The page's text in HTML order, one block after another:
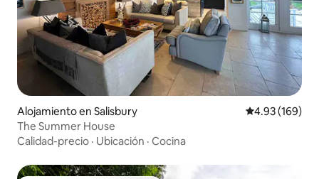
Alojamiento en Salisbury Calificación
4.93 (169)
The Summer House
Calidad-precio · Ubicación · Cocina